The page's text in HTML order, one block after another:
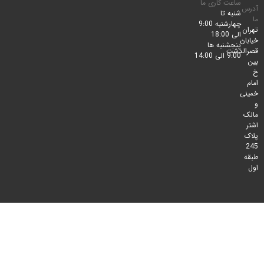
ساعت کاری ما
شنبه تا
چهارشنبه 9:00
الی 18:00
پنجشنبه ها
9:00 الی 14:00